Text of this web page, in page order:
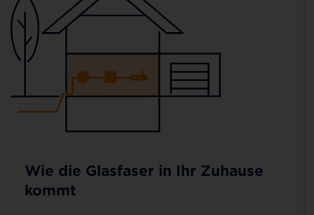
Wie die Glasfaser in Ihr Zuhause
kommt